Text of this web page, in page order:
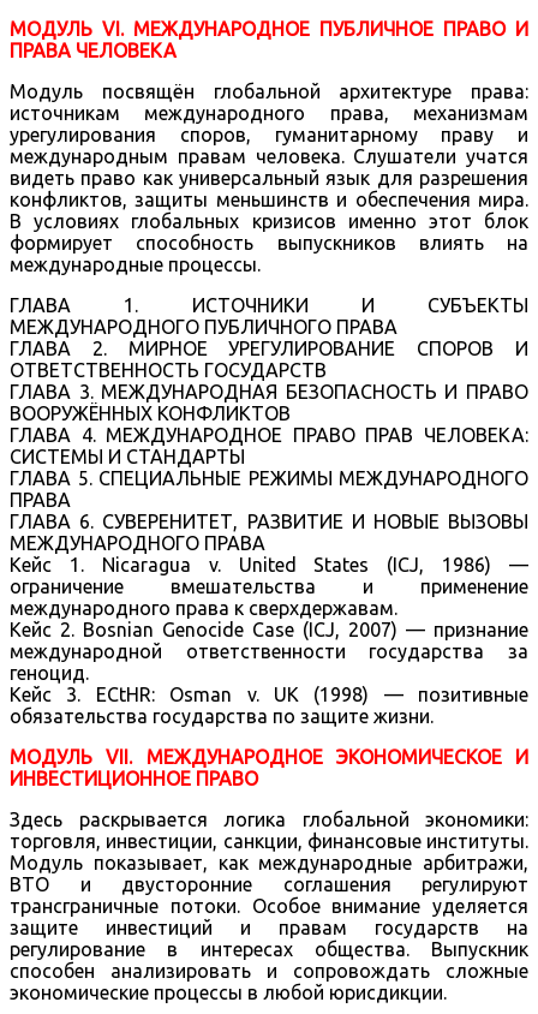
МОДУЛЬ VI. МЕЖДУНАРОДНОЕ ПУБЛИЧНОЕ ПРАВО И
ПРАВА ЧЕЛОВЕКА
Модуль посвящён глобальной архитектуре права:
источникам международного права, механизмам
урегулирования споров, гуманитарному праву и
международным правам человека. Слушатели учатся
видеть право как универсальный язык для разрешения
конфликтов, защиты меньшинств и обеспечения мира.
В условиях глобальных кризисов именно этот блок
формирует способность выпускников влиять на
международные процессы.
ГЛАВА 1. ИСТОЧНИКИ И СУБЪЕКТЫ
МЕЖДУНАРОДНОГО ПУБЛИЧНОГО ПРАВА
ГЛАВА 2. МИРНОЕ УРЕГУЛИРОВАНИЕ СПОРОВ И
ОТВЕТСТВЕННОСТЬ ГОСУДАРСТВ
ГЛАВА 3. МЕЖДУНАРОДНАЯ БЕЗОПАСНОСТЬ И ПРАВО
ВООРУЖЁННЫХ КОНФЛИКТОВ
ГЛАВА 4. МЕЖДУНАРОДНОЕ ПРАВО ПРАВ ЧЕЛОВЕКА:
СИСТЕМЫ И СТАНДАРТЫ
ГЛАВА 5. СПЕЦИАЛЬНЫЕ РЕЖИМЫ МЕЖДУНАРОДНОГО
ПРАВА
ГЛАВА 6. СУВЕРЕНИТЕТ, РАЗВИТИЕ И НОВЫЕ ВЫЗОВЫ
МЕЖДУНАРОДНОГО ПРАВА
Кейс 1. Nicaragua v. United States (ICJ, 1986) —
ограничение вмешательства и применение
международного права к сверхдержавам.
Кейс 2. Bosnian Genocide Case (ICJ, 2007) — признание
международной ответственности государства за
геноцид.
Кейс 3. ECtHR: Osman v. UK (1998) — позитивные
обязательства государства по защите жизни.
МОДУЛЬ VII. МЕЖДУНАРОДНОЕ ЭКОНОМИЧЕСКОЕ И
ИНВЕСТИЦИОННОЕ ПРАВО
Здесь раскрывается логика глобальной экономики:
торговля, инвестиции, санкции, финансовые институты.
Модуль показывает, как международные арбитражи,
ВТО и двусторонние соглашения регулируют
трансграничные потоки. Особое внимание уделяется
защите инвестиций и правам государств на
регулирование в интересах общества. Выпускник
способен анализировать и сопровождать сложные
экономические процессы в любой юрисдикции.